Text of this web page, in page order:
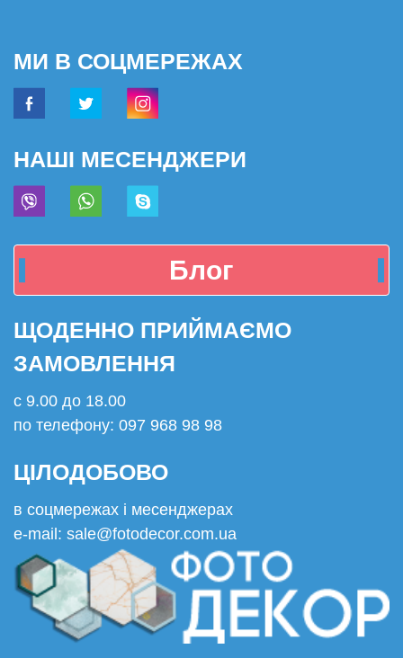
МИ В СОЦМЕРЕЖАХ
НАШІ МЕСЕНДЖЕРИ
Блог
ЩОДЕННО ПРИЙМАЄМО
ЗАМОВЛЕННЯ
с 9.00 до 18.00
по телефону: 097 968 98 98
ЦІЛОДОБОВО
в соцмережах і месенджерах
e-mail: sale@fotodecor.com.ua